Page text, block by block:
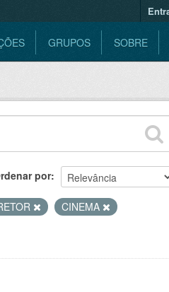
GRUPOS SOBRE
por
CINEMA